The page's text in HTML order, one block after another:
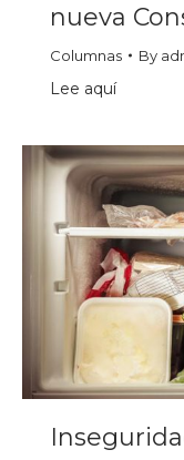
nueva
Columnas By
Lee aquí